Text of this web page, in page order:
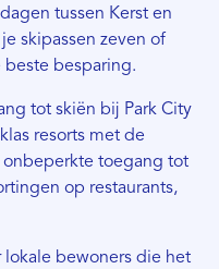
tussen Kerst en
skipassen zeven of
beste besparing.
tot skiën bij Park City
resorts met de
onbeperkte toegang tot
op restaurants,
lokale bewoners die het